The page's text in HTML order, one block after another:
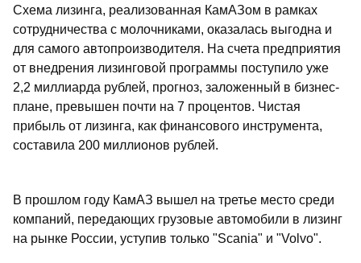
Схема лизинга, реализованная КамАЗом в рамках
сотрудничества с молочниками, оказалась выгодна и
для самого автопроизводителя. На счета предприятия
от внедрения лизинговой программы поступило уже
2,2 миллиарда рублей, прогноз, заложенный в бизнес-
плане, превышен почти на 7 процентов. Чистая
прибыль от лизинга, как финансового инструмента,
составила 200 миллионов рублей.
В прошлом году КамАЗ вышел на третье место среди
компаний, передающих грузовые автомобили в лизинг
на рынке России, уступив только "Scania" и "Volvo".